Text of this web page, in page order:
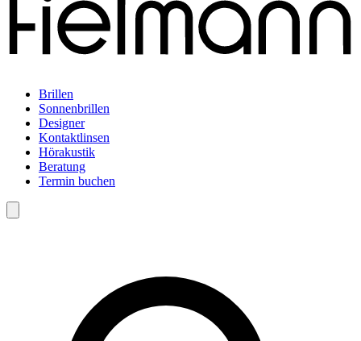
Brillen
Sonnenbrillen
Designer
Kontaktlinsen
Hörakustik
Beratung
Termin buchen